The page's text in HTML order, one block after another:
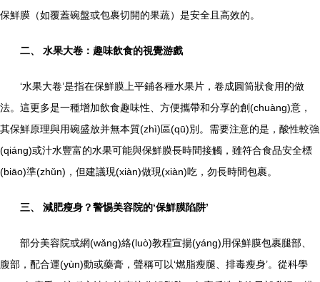
保鮮膜（如覆蓋碗盤或包裹切開的果蔬）是安全且高效的。
二、 水果大卷：趣味飲食的視覺游戲
‘水果大卷’是指在保鮮膜上平鋪各種水果片，卷成圓筒狀食用的做
法。這更多是一種增加飲食趣味性、方便攜帶和分享的創(chuàng)意，
其保鮮原理與用碗盛放并無本質(zhì)區(qū)別。需要注意的是，酸性較強
(qiáng)或汁水豐富的水果可能與保鮮膜長時間接觸，雖符合食品安全標
(biāo)準(zhǔn)，但建議現(xiàn)做現(xiàn)吃，勿長時間包裹。
三、 減肥瘦身？警惕美容院的‘保鮮膜陷阱’
部分美容院或網(wǎng)絡(luò)教程宣揚(yáng)用保鮮膜包裹腿部、
腹部，配合運(yùn)動或藥膏，聲稱可以‘燃脂瘦腿、排毒瘦身’。從科學